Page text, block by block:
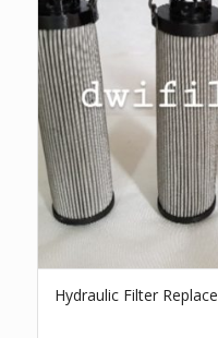
Hydraulic Filter